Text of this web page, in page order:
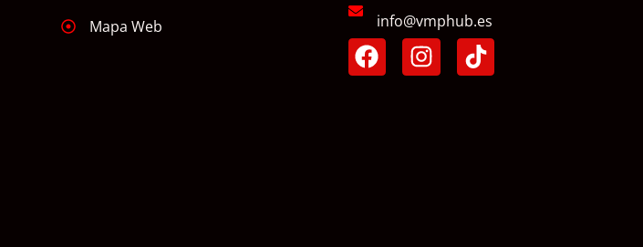
Mapa Web
info@vmphub.es